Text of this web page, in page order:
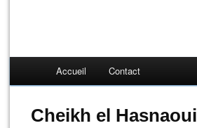
Accueil Contact
Cheikh el Hasnaoui